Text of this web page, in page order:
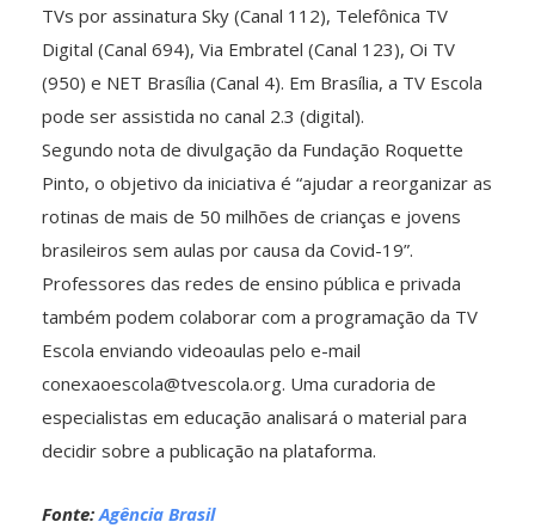
TVs por assinatura Sky (Canal 112), Telefônica TV
Digital (Canal 694), Via Embratel (Canal 123), Oi TV
(950) e NET Brasília (Canal 4). Em Brasília, a TV Escola
pode ser assistida no canal 2.3 (digital).
Segundo nota de divulgação da Fundação Roquette
Pinto, o objetivo da iniciativa é “ajudar a reorganizar as
rotinas de mais de 50 milhões de crianças e jovens
brasileiros sem aulas por causa da Covid-19”.
Professores das redes de ensino pública e privada
também podem colaborar com a programação da TV
Escola enviando videoaulas pelo e-mail
conexaoescola@tvescola.org. Uma curadoria de
especialistas em educação analisará o material para
decidir sobre a publicação na plataforma.
Fonte:Agência Brasil